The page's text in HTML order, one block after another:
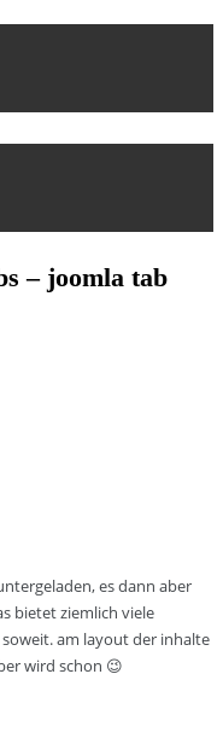
– joomla tab
es dann aber
bietet ziemlich viele
am layout der inhalte
wird schon 😉